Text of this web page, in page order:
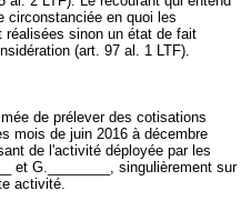
circonstanciée en quoi les
réalisées sinon un état de fait
(art. 97 al. 1 LTF).
de prélever des cotisations
mois de juin 2016 à décembre
de l'activité déployée par les
et G.________, singulièrement sur
activité.